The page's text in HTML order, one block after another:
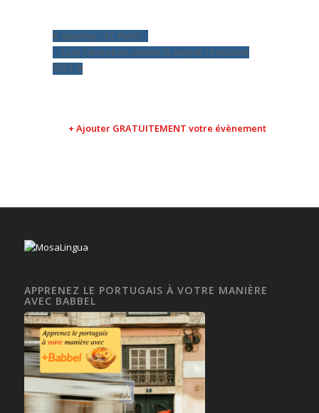
Sporting – FC Porto
Tony Carreira en concert le samedi 14 octobre
2017
+ Ajouter GRATUITEMENT votre évènement
APPRENEZ LE PORTUGAIS À VOTRE MANIÈRE
AVEC BABBEL